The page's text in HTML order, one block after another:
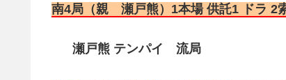
南4局（親 瀬戸熊）1本場 供託1 ドラ 2
瀬戸熊 テンパイ 流局